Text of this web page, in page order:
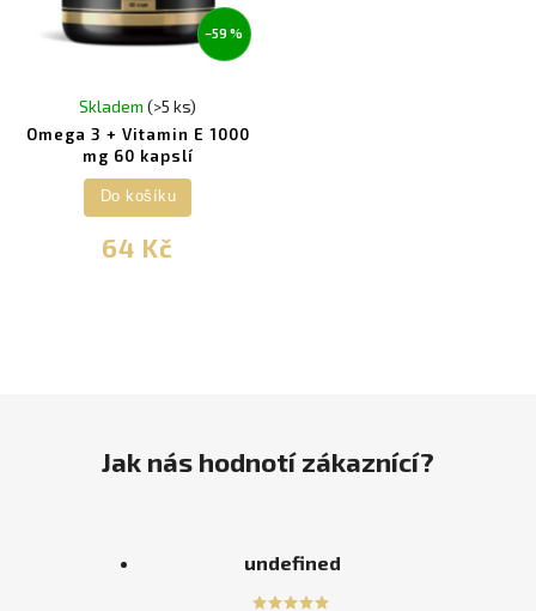
–59 %
Omega 3 + Vitamin E 1000
mg 60 kapslí
Skladem(>5 ks)
64 Kč
Do košíku
Jak nás hodnotí zákaznící?
undefined